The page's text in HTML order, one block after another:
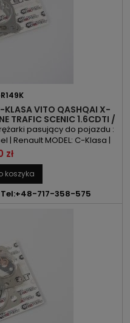
KLASA VITO QASHQAI X-
TRAFIC SCENIC 1.6CDTI /
1.6D pasujący do pojazdu :
| Renault MODEL: C-Klasa |
Fluence | Megane | Trafic |
OM 626.951 | R9M | R9M 402
DCI | 1.6d MOC: 88KM/65kW
88kW | 125KM/92kW...
zł
koszyka
717-358-575